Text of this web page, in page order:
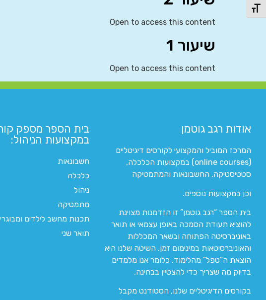
מתג גודל גופן
Open to access this content
שיעור 1
Open to access this content
אודות רגב גוטמן
המרכז המוביל והמקצועי לקורסים דיגיטליים
(online courses) במקצועות הכלכלה,
סטטיסטיקה, החשבונאות והמתמטיקה
וכן במקצועות נוספים.
בית הספר “רגב גוטמן” זו הזדמנות מצוינת
להוציא תעודת הסמכה באופן עצמאי או תואר
באוניברסיטה הפתוחה ובשאר המכללות
והאוניברסיטאות במינימום זמן. השיטה שלנו היא
הוצאת ה”טפל” מהלימוד. כלומר אנו מלמדים
בדיוק מה שצריך כדי להצטיין בבחינה.
בקורסים הדיגיטליים שלנו, הסטודנט מקבל
בית הספר מספק
במקצועות הניהול:
חשבונאות
כלכלה
ניהול
מתמטיקה
תכנות מחשב לילדים
תואר שני